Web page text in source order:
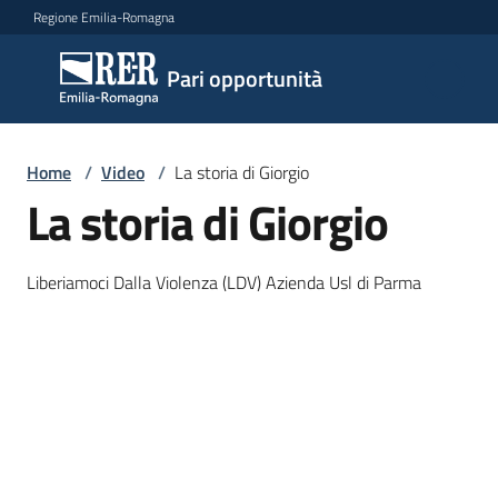
Vai al contenuto
Vai alla navigazione
Vai al footer
Regione Emilia-Romagna
Pari opportunità
Pari
opportunità
Novità
Home / Video / La storia di Giorgio
La storia di Giorgio
Liberiamoci Dalla Violenza (LDV) Azienda Usl di Parma